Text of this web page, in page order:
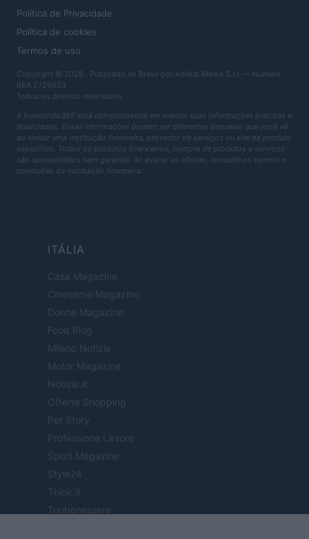
Política de Privacidade
Política de cookies
Termos de uso
Copyright © 2026 · Publicado no Brasil por AdHub Media S.r.l. — Número
REA 2729933
Todos os direitos reservados
A Investindo365 está comprometida em manter suas informações precisas e
atualizadas. Essas informações podem ser diferentes daquelas que você vê
ao visitar uma instituição financeira, provedor de serviços ou site de produto
específico. Todos os produtos financeiros, compra de produtos e serviços
são apresentados sem garantia. Ao avaliar as ofertas, consulte os termos e
condições da instituição financeira.
ITÁLIA
Casa Magazine
Cineverse Magazine
Donne Magazine
Food Blog
Milano Notizie
Motor Magazine
Notizie.it
Offerte Shopping
Pet Story
Professione Lavoro
Sport Magazine
Style24
Think.it
Tuobenessere